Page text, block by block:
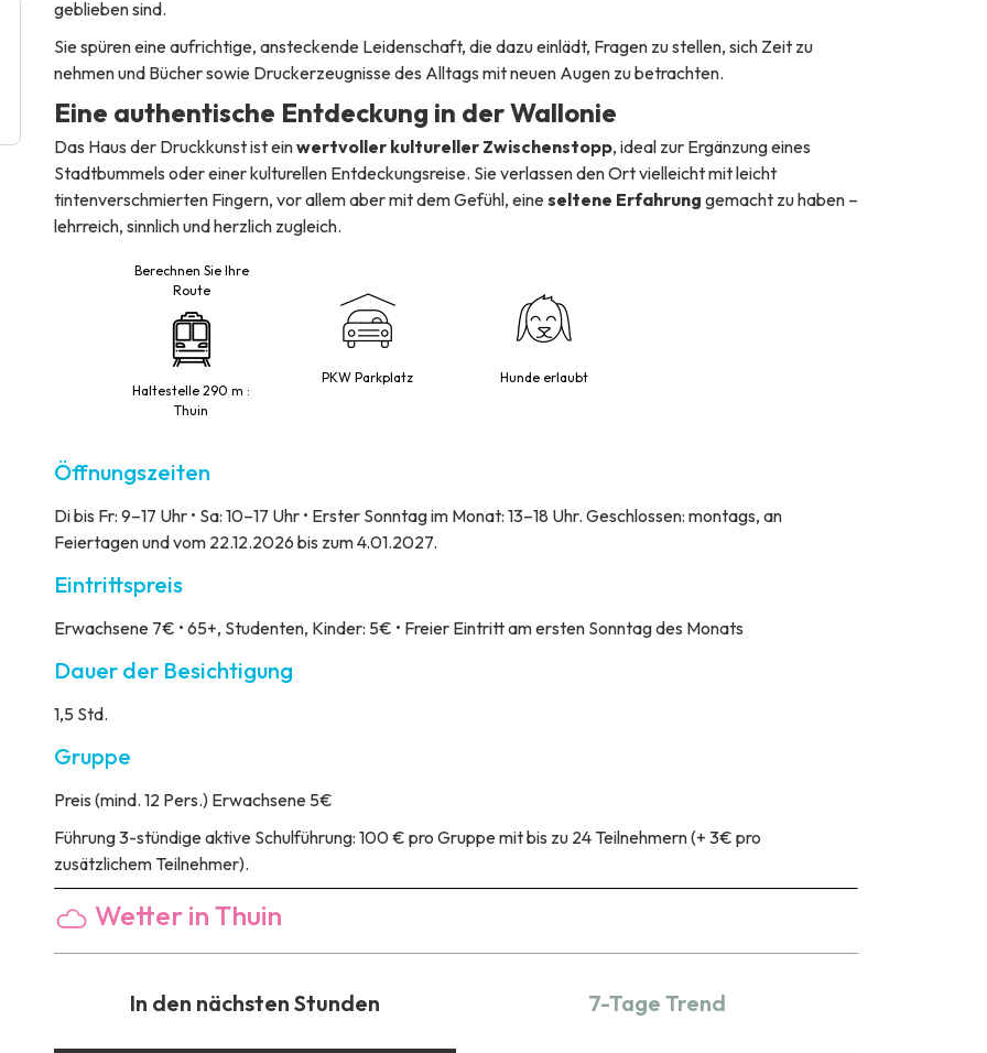
geblieben sind.
Sie spüren eine aufrichtige, ansteckende Leidenschaft, die dazu einlädt, Fragen zu stellen, sich Zeit zu
nehmen und Bücher sowie Druckerzeugnisse des Alltags mit neuen Augen zu betrachten.
Eine authentische Entdeckung in der Wallonie
Das Haus der Druckkunst ist einwertvoller kultureller Zwischenstopp, ideal zur Ergänzung eines
Stadtbummels oder einer kulturellen Entdeckungsreise. Sie verlassen den Ort vielleicht mit leicht
tintenverschmierten Fingern, vor allem aber mit dem Gefühl, eineseltene Erfahrung gemacht zu haben –
lehrreich, sinnlich und herzlich zugleich.
Berechnen Sie Ihre
Route
Haltestelle 290 m :
Thuin
PKW Parkplatz Hunde erlaubt
Öffnungszeiten
Di bis Fr: 9–17 Uhr • Sa: 10–17 Uhr • Erster Sonntag im Monat: 13–18 Uhr. Geschlossen: montags, an
Feiertagen und vom 22.12.2026 bis zum 4.01.2027.
Eintrittspreis
Erwachsene 7€ • 65+, Studenten, Kinder: 5€ • Freier Eintritt am ersten Sonntag des Monats
Dauer der Besichtigung
1,5 Std.
Gruppe
Preis (mind. 12 Pers.) Erwachsene 5€
Führung3-stündige aktive Schulführung: 100 € pro Gruppe mit bis zu 24 Teilnehmern (+ 3€ pro
zusätzlichem Teilnehmer).
Wetter in Thuin
In den nächsten Stunden 7-Tage Trend